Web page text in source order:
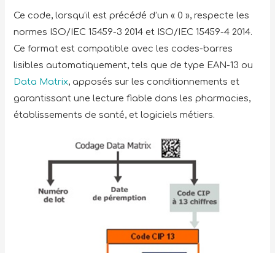
Ce code, lorsqu’il est précédé d’un « 0 », respecte les
normes ISO/IEC 15459-3 2014 et ISO/IEC 15459-4 2014.
Ce format est compatible avec les codes-barres
lisibles automatiquement, tels que de type EAN-13 ou
Data Matrix, apposés sur les conditionnements et
garantissant une lecture fiable dans les pharmacies,
établissements de santé, et logiciels métiers.